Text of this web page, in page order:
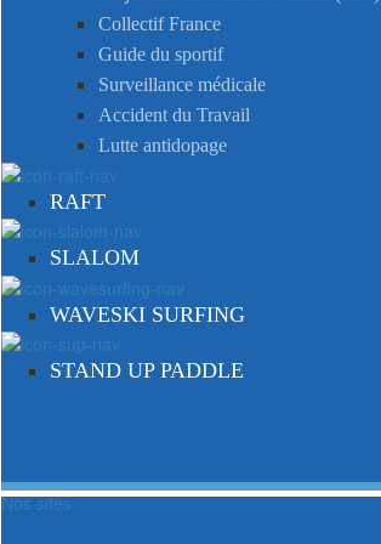
Collectif France
Guide du sportif
Surveillance médicale
Accident du Travail
Lutte antidopage
RAFT
SLALOM
WAVESKI SURFING
STAND UP PADDLE
Nos sites